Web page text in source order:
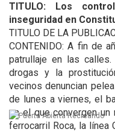
TITULO: Los
inseguridad en
TITULO DE LA
CONTENIDO: A fin de
patrullaje en las
drogas y la
vecinos denuncian
de lunes a viernes, el
en el que convergen
ferrocarril Roca, la